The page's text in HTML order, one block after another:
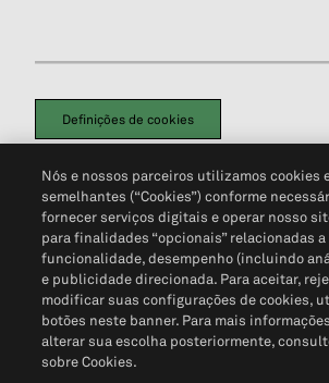
Definições de cookies
Política de PrivacidadePortal de privacidade do
Não Venda Minhas Informações Pessoais© 2026
Nós e nossos parceiros utilizamos cookies
semelhantes (“Cookies”) conforme
fornecer serviços digitais e operar nosso
para finalidades “opcionais” relacionadas a
funcionalidade, desempenho (incluindo
e publicidade direcionada. Para aceitar,
modificar suas configurações de cookies,
botões neste banner. Para mais
alterar sua escolha posteriormente,
sobre Cookies.